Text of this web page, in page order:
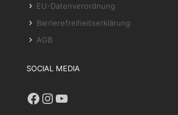
EU-Datenverordnung
Barrierefreiheitserklärung
AGB
SOCIAL MEDIA
Facebook
Instagram
YouTube